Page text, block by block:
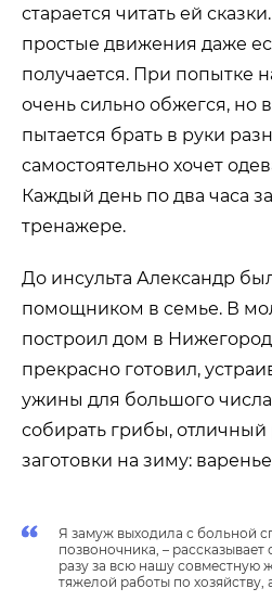
старается читать ей
простые движения даже
получается. При попытке
очень сильно обжегся, но
пытается брать в руки
самостоятельно хочет
Каждый день по два часа
тренажере.
До инсульта Александр
помощником в семье. В
построил дом в
прекрасно готовил,
ужины для большого
собирать грибы, отличный
заготовки на зиму:
Я замуж выходила с больной
позвоночника, –
разу за всю нашу совместную
тяжелой работы по хозяйству,